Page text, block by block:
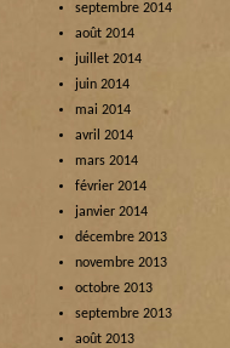
septembre 2014
août 2014
juillet 2014
juin 2014
mai 2014
avril 2014
mars 2014
février 2014
janvier 2014
décembre 2013
novembre 2013
octobre 2013
septembre 2013
août 2013